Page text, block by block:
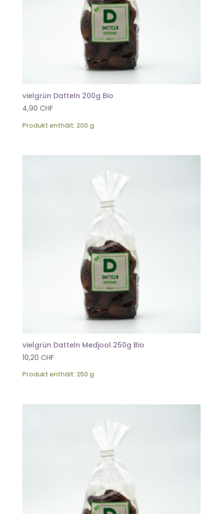
vielgrün Datteln 200g Bio
4,90 CHF
Produkt enthält: 200 g
vielgrün Datteln Medjool 250g Bio
10,20 CHF
Produkt enthält: 250 g